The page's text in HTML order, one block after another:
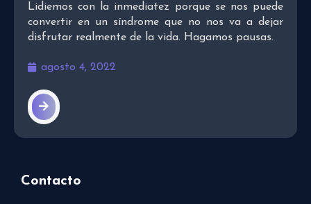
Lidiemos con la inmediatez porque se nos puede
convertir en un síndrome que no nos va a dejar
disfrutar realmente de la vida. Hagamos pausas.
agosto 4, 2022
Contacto